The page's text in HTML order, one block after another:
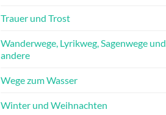
Trauer und Trost
Wanderwege, Lyrikweg, Sagenwege und
andere
Wege zum Wasser
Winter und Weihnachten